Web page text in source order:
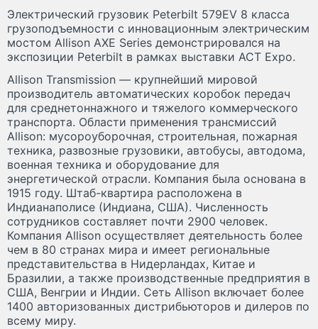
Электрический грузовик Peterbilt 579EV 8 класса
грузоподъемности с инновационным электрическим
мостом Allison AXE Series демонстрировался на
экспозиции Peterbilt в рамках выставки ACT Expo.
Allison Transmission — крупнейший мировой
производитель автоматических коробок передач
для среднетоннажного и тяжелого коммерческого
транспорта. Области применения трансмиссий
Allison: мусороуборочная, строительная, пожарная
техника, развозные грузовики, автобусы, автодома,
военная техника и оборудование для
энергетической отрасли. Компания была основана в
1915 году. Штаб-квартира расположена в
Индианаполисе (Индиана, США). Численность
сотрудников составляет почти 2900 человек.
Компания Allison осуществляет деятельность более
чем в 80 странах мира и имеет региональные
представительства в Нидерландах, Китае и
Бразилии, а также производственные предприятия в
США, Венгрии и Индии. Сеть Allison включает более
1400 авторизованных дистрибьюторов и дилеров по
всему миру.